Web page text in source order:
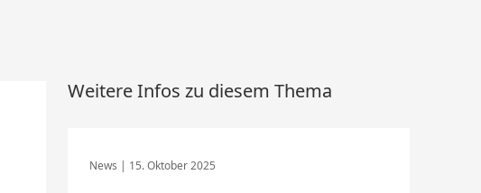
Weitere Infos zu diesem Thema
15. Oktober 2025